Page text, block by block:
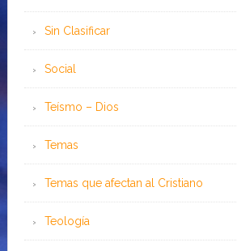
Sin Clasificar
Social
Teísmo – Dios
Temas
Temas que afectan al Cristiano
Teología